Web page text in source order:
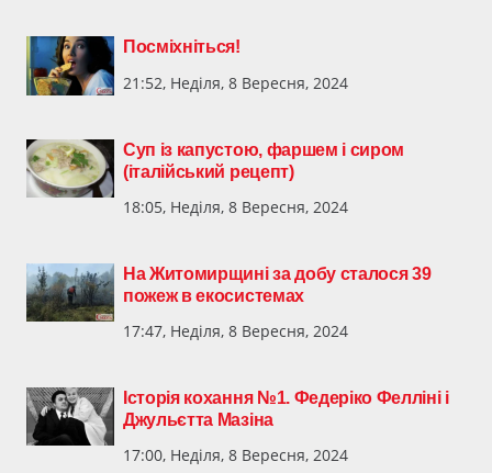
Посміхніться!
21:52, Неділя, 8 Вересня, 2024
Суп із капустою, фаршем і сиром
(італійський рецепт)
18:05, Неділя, 8 Вересня, 2024
На Житомирщині за добу сталося 39
пожеж в екосистемах
17:47, Неділя, 8 Вересня, 2024
Історія кохання №1. Федеріко Фелліні і
Джульєтта Мазіна
17:00, Неділя, 8 Вересня, 2024